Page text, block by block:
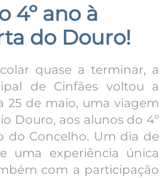
4º ano à
do Douro!
quase a terminar, a
de Cinfães voltou a
25 de maio, uma viagem
Douro, aos alunos do 4º
do Concelho. Um dia de
uma experiência única
com a participação